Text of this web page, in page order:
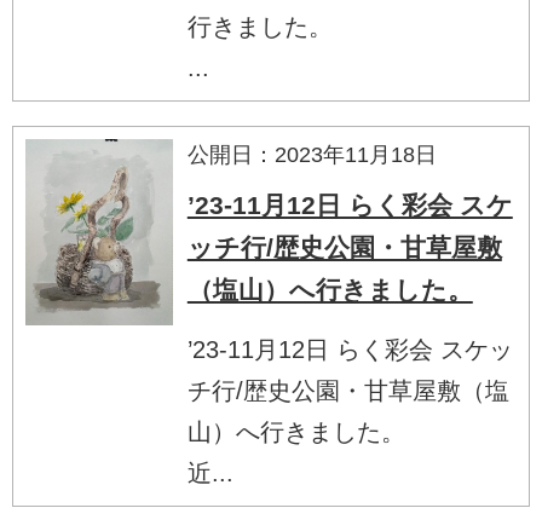
行きました。
...
公開日：2023年11月18日
’23-11月12日 らく彩会 スケ
ッチ行/歴史公園・甘草屋敷
（塩山）へ行きました。
’23-11月12日 らく彩会 スケッ
チ行/歴史公園・甘草屋敷（塩
山）へ行きました。
近...